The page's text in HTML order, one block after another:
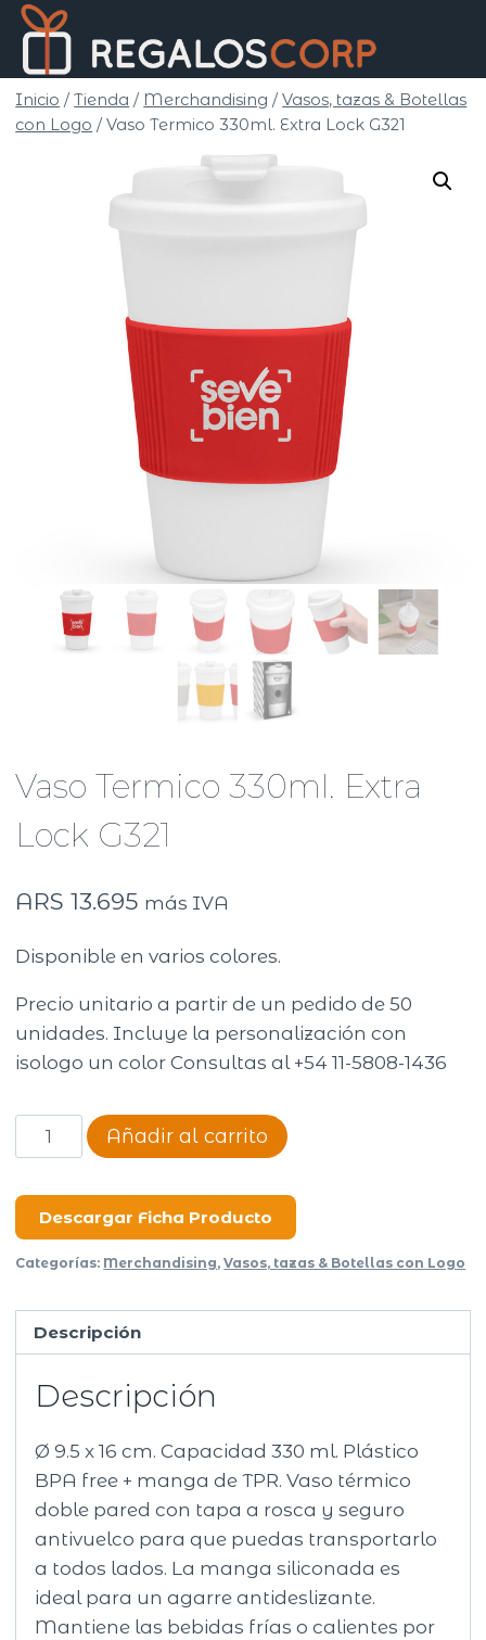
Saltar
contenido
Inicio / Tienda / Merchandising / Vasos, tazas & Botellas
con Logo / Vaso Termico 330ml. Extra Lock G321
Vaso Termico 330ml. Extra
Lock G321
ARS 13.695 más IVA
Disponible en varios colores.
Precio unitario a partir de un pedido de 50
unidades. Incluye la personalización con
isologo un color Consultas al +54 11-5808-1436
Vaso
Termico
Extra
Lock
G321
Añadir al carrito
Descargar Ficha Producto
Categorías: Merchandising,Vasos, tazas & Botellas con Logo
Descripción
Descripción
Ø 9.5 x 16 cm. Capacidad 330 ml. Plástico
BPA free + manga de TPR. Vaso térmico
doble pared con tapa a rosca y seguro
antivuelco para que puedas transportarlo
a todos lados. La manga siliconada es
ideal para un agarre antideslizante.
Mantiene las bebidas frías o calientes por